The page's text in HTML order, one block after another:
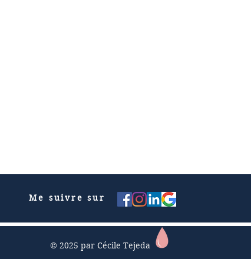
Me suivre sur
© 2025 par Cécile Tejeda